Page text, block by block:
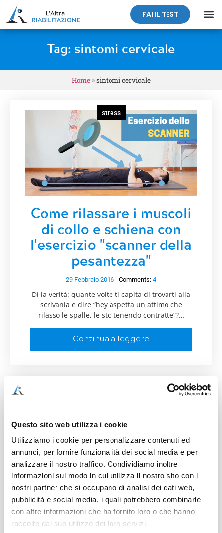
Questo sito web utilizza i cookie
Utilizziamo i cookie per personalizzare contenuti ed
annunci, per fornire funzionalità dei social media e per
analizzare il nostro traffico. Condividiamo inoltre
informazioni sul modo in cui utilizza il nostro sito con i
nostri partner che si occupano di analisi dei dati web,
pubblicità e social media, i quali potrebbero combinarle
con altre informazioni che ha fornito loro o che hanno
raccolto dal suo utilizzo dei loro servizi.
FAI IL TEST
Tag: sintomi cervicale
Home»sintomi cervicale
stress
Come rilassare i muscoli
di collo e schiena con
l'esercizio "scanner della
pesantezza"
29 Febbraio 2016 Comments: 4
Dì la verità: quante volte ti capita di trovarti alla
scrivania e dire “hey aspetta un attimo che
rilasso le spalle, le sto tenendo contratte“?…
Continua a leggere
Cervicale e stress:
sintomi e soluzioni di
due problemi collegati